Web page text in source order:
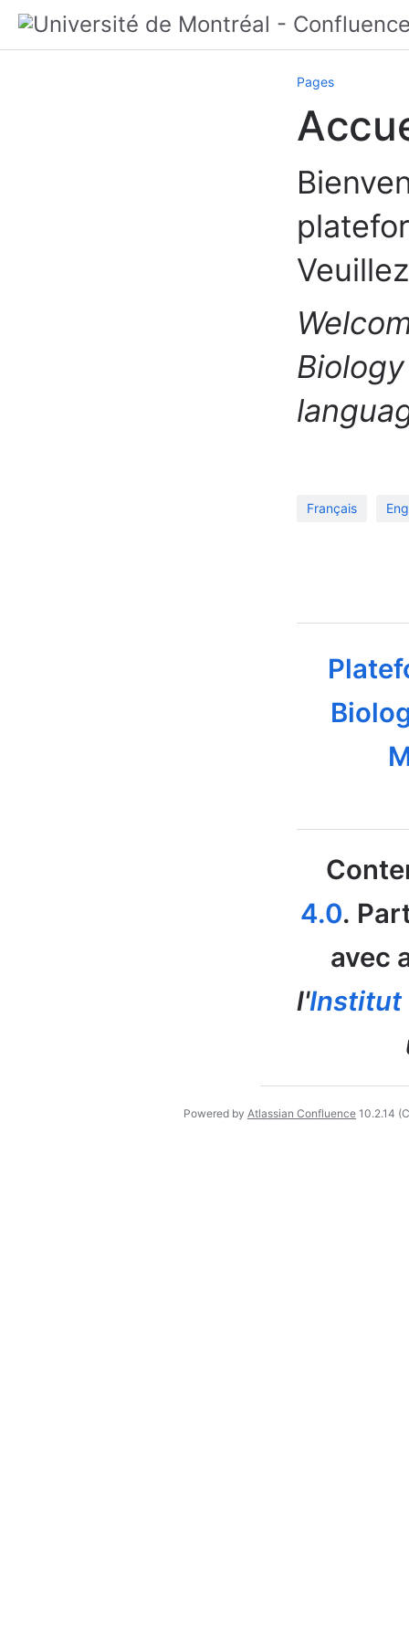
Pages
Français
4.0.
avec
l'Institut
Powered by Atlassian Confluence 10.2.14